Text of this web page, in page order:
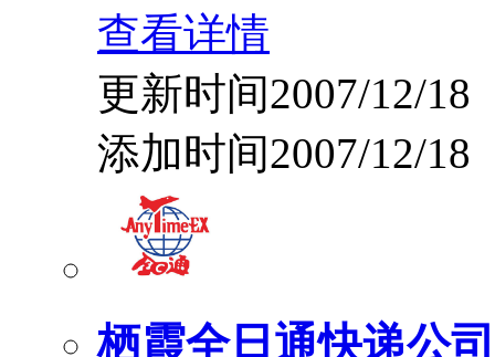
查看详情
更新时间2007/12/18
添加时间2007/12/18
栖霞全日通快递公司